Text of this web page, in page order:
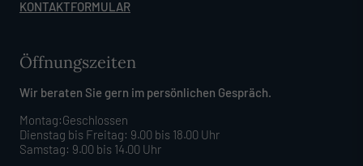
KONTAKTFORMULAR
Öffnungszeiten
Wir beraten Sie gern im persönlichen Gespräch.
Montag:Geschlossen
Dienstag bis Freitag: 9.00 bis 18.00 Uhr
Samstag: 9.00 bis 14.00 Uhr